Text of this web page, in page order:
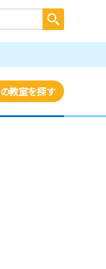
教室を探す